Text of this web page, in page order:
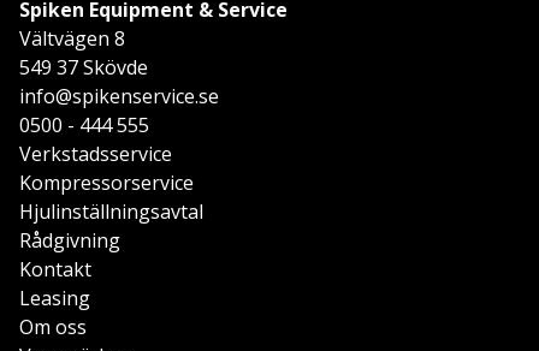
Spiken Equipment & Service
Vältvägen 8
549 37 Skövde
info@spikenservice.se
0500 - 444 555
Verkstadsservice
Kompressorservice
Hjulinställningsavtal
Rådgivning
Kontakt
Leasing
Om oss